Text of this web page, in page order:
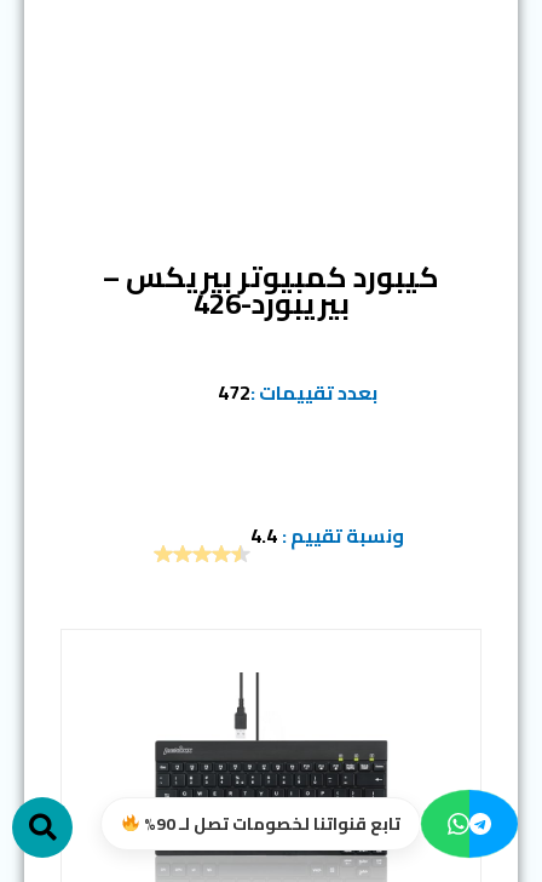
كيبورد كمبيوتر بيريكس –
بيريبورد-426
بعدد تقييمات :472
ونسبة تقييم :4.4
تابع قنواتنا لخصومات تصل لـ 90%